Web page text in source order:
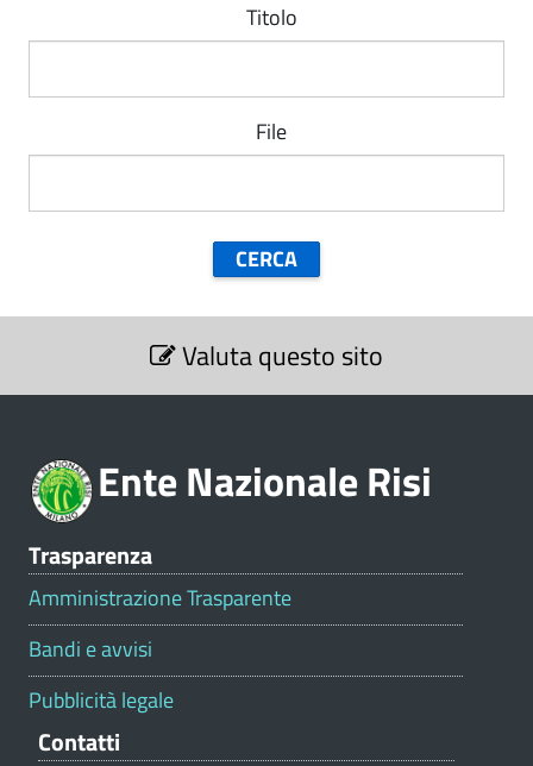
Titolo
File
S
z
Valuta questo sito
Ente Nazionale Risi
Trasparenza
Amministrazione Trasparente
Bandi e avvisi
Pubblicità legale
Contatti